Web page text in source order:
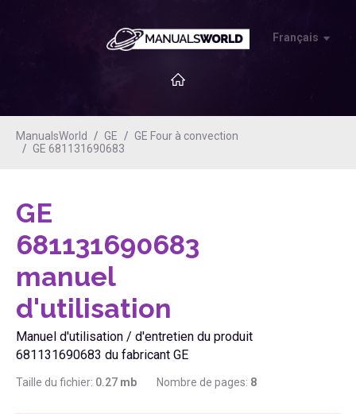
Français
ManualsWorld GE
GE Four à convection
GE 681131690683
GE
681131690683
manuel
d'utilisation
Manuel d'utilisation / d'entretien du produit
681131690683 du fabricant GE
Taille du fichier: 0.27 mb Nombre de pages: 8